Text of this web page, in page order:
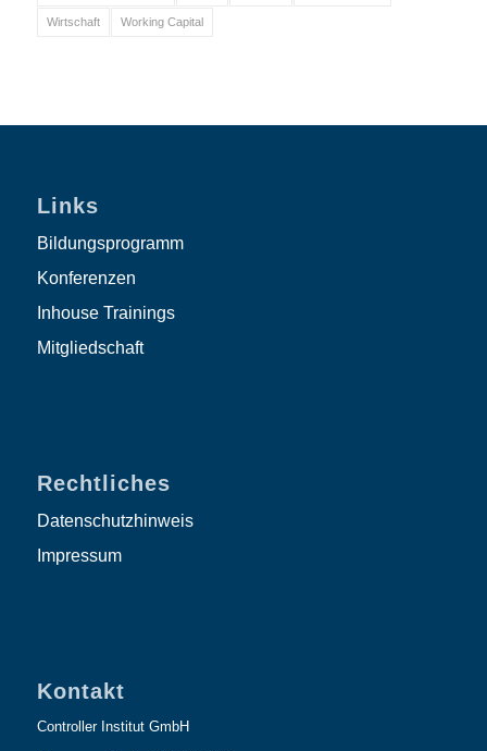
Wirtschaft Working Capital
Links
Bildungsprogramm
Konferenzen
Inhouse Trainings
Mitgliedschaft
Rechtliches
Datenschutzhinweis
Impressum
Kontakt
Controller Institut GmbH